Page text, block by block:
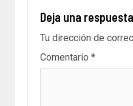
Deja una respuesta
Tu dirección de
Comentario *